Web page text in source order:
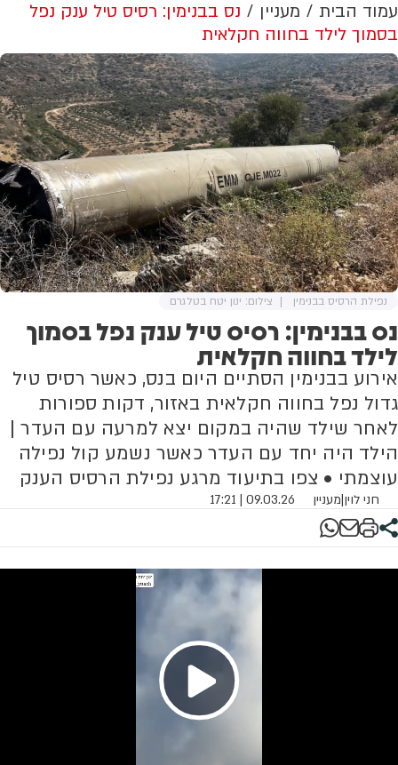
עמוד הבית מעניין
נס בבנימין: רסיס טיל ענק נפל
בסמוך לילד בחווה חקלאית
נס בבנימין: רסיס טיל ענק נפל בסמוך
לילד בחווה חקלאית
אירוע בבנימין הסתיים היום בנס, כאשר רסיס טיל
גדול נפל בחווה חקלאית באזור, דקות ספורות
לאחר שילד שהיה במקום יצא למרעה עם העדר |
הילד היה יחד עם העדר כאשר נשמע קול נפילה
עוצמתי • צפו בתיעוד מרגע נפילת הרסיס הענק
חני לוין|מעניין 09.03.26 | 17:21
נפילת הרסיס בבנימין צילום: ינון יטח בטלגרם
Play